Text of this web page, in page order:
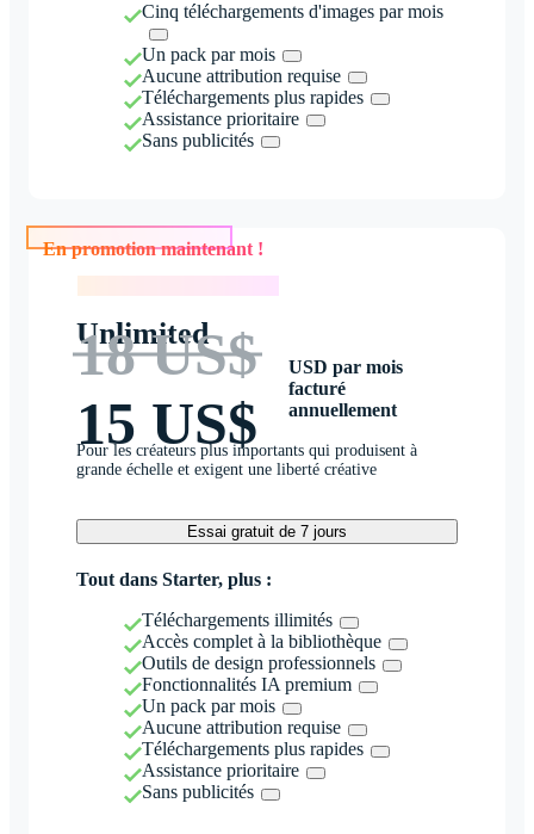
Cinq téléchargements d'images par mois
Un pack par mois
Aucune attribution requise
Téléchargements plus rapides
Assistance prioritaire
Sans publicités
En promotion maintenant !
Unlimited
18 US$
15 US$
USD par mois
facturé
annuellement
Pour les créateurs plus importants qui produisent à
grande échelle et exigent une liberté créative
Essai gratuit de 7 jours
Tout dans Starter, plus :
Téléchargements illimités
Accès complet à la bibliothèque
Outils de design professionnels
Fonctionnalités IA premium
Un pack par mois
Aucune attribution requise
Téléchargements plus rapides
Assistance prioritaire
Sans publicités